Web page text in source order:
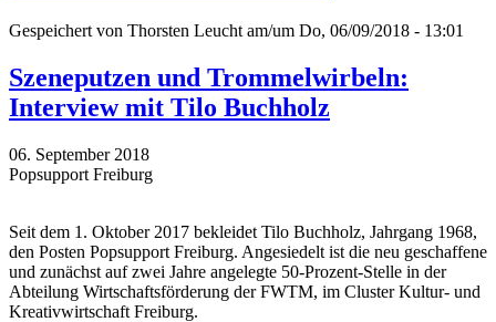
Gespeichert von Thorsten Leucht am/um Do, 06/09/2018 - 13:01
Szeneputzen und Trommelwirbeln:
Interview mit Tilo Buchholz
06. September 2018
Popsupport Freiburg
Seit dem 1. Oktober 2017 bekleidet Tilo Buchholz, Jahrgang 1968,
den Posten Popsupport Freiburg. Angesiedelt ist die neu geschaffene
und zunächst auf zwei Jahre angelegte 50-Prozent-Stelle in der
Abteilung Wirtschaftsförderung der FWTM, im Cluster Kultur- und
Kreativwirtschaft Freiburg.